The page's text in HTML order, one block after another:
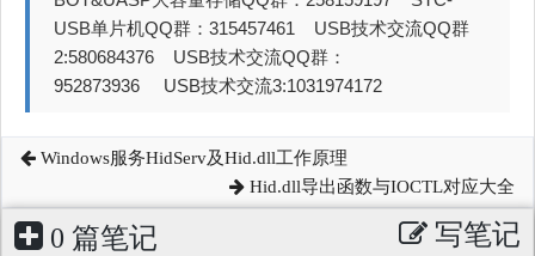
USB单片机QQ群：315457461 USB技术交流QQ群
2:580684376 USB技术交流QQ群：
952873936 USB技术交流3:1031974172
Windows服务HidServ及Hid.dll工作原理
Hid.dll导出函数与IOCTL对应大全
0 篇笔记 写笔记